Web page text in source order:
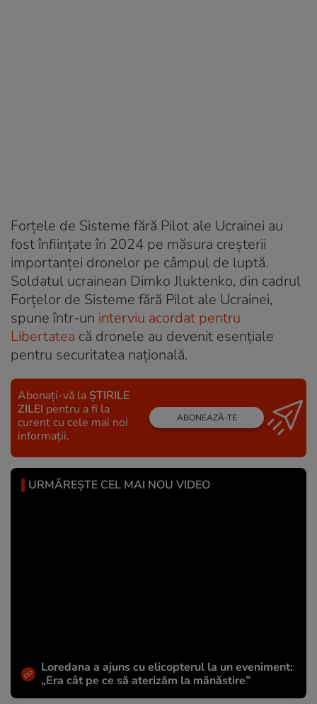
Forțele de Sisteme fără Pilot ale Ucrainei au
fost înființate în 2024 pe măsura creșterii
importanței dronelor pe câmpul de luptă.
Soldatul ucrainean Dimko Jluktenko, din cadrul
Forțelor de Sisteme fără Pilot ale Ucrainei,
spune într-un interviu acordat pentru
Libertatea că dronele au devenit esențiale
pentru securitatea națională.
Abonați-vă la ȘTIRILE
ZILEI pentru a fi la
curent cu cele mai noi
informații.
ABONEAZĂ-TE
URMĂREȘTE CEL MAI NOU VIDEO
Loredana a ajuns cu elicopterul la un eveniment:
„Era cât pe ce să aterizăm la mănăstire”